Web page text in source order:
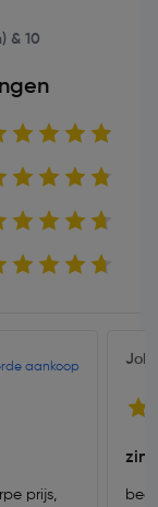
& 10
aankoop
prijs,